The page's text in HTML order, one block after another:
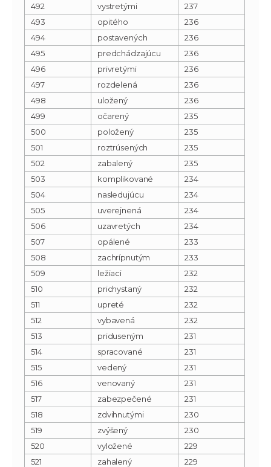
492
vystretými
237
493
opitého
236
494
postavených
236
495
predchádzajúcu
236
496
privretými
236
497
rozdelená
236
498
uložený
236
499
očarený
235
500
položený
235
501
roztrúsených
235
502
zabalený
235
503
komplikované
234
504
nasledujúcu
234
505
uverejnená
234
506
uzavretých
234
507
opálené
233
508
zachrípnutým
233
509
ležiaci
232
510
prichystaný
232
511
upreté
232
512
vybavená
232
513
priduseným
231
514
spracované
231
515
vedený
231
516
venovaný
231
517
zabezpečené
231
518
zdvihnutými
230
519
zvýšený
230
520
vyložené
229
521
zahalený
229